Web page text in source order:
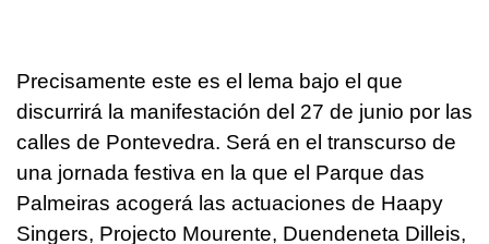
Precisamente este es el lema bajo el que
discurrirá la manifestación del 27 de junio por las
calles de Pontevedra. Será en el transcurso de
una jornada festiva en la que el Parque das
Palmeiras acogerá las actuaciones de Haapy
Singers, Projecto Mourente, Duendeneta Dilleis,